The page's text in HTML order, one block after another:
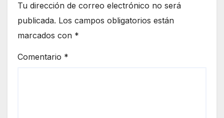
Tu dirección de correo electrónico no será
publicada. Los campos obligatorios están
marcados con *
Comentario *